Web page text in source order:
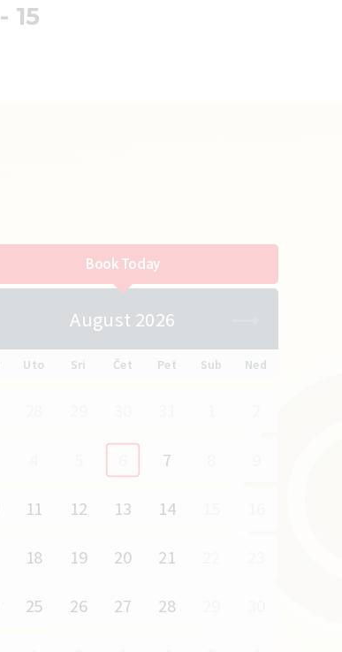
15
Book Today
August 2026
Uto Sri Čet Pet Sub Ned
7
11 12 13 14
18 19 20 21
25 26 27 28